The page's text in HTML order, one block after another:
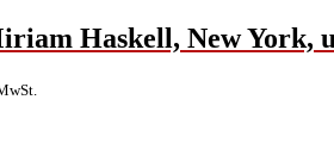
Haskell, New York,